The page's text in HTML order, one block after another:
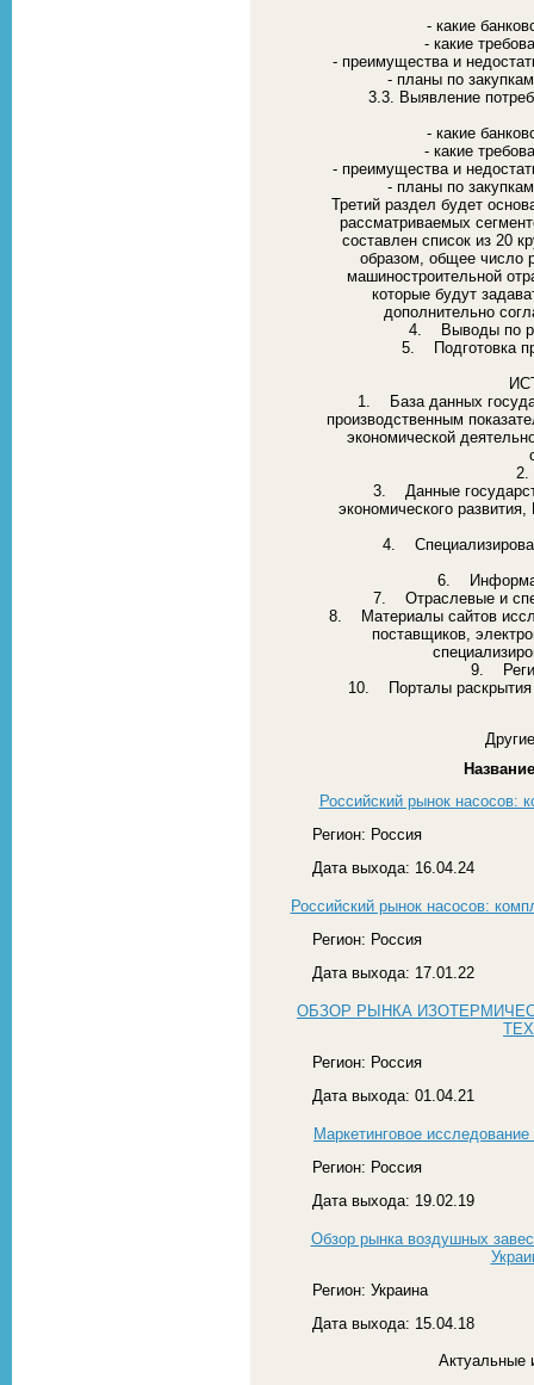
- какие
- какие
- преимущества и
- планы по
3.3. Выявление
- какие
- какие
- преимущества и
- планы по
Третий раздел будет
рассматриваемых
составлен список из 20
образом, общее число
машиностроительной
которые будут
дополнительно
4. Выводы по
5. Подготовка
1. База данных
производственным
экономической
2.
3. Данные
экономического
4.
6.
7. Отраслевые и
8. Материалы сайтов
поставщиков,
9.
10. Порталы раскрытия
Российский рынок насосов:
Регион: Россия
Дата выхода: 16.04.24
Российский рынок насосов:
Регион: Россия
Дата выхода: 17.01.22
ОБЗОР РЫНКА
Регион: Россия
Дата выхода: 01.04.21
Маркетинговое
Регион: Россия
Дата выхода: 19.02.19
Обзор рынка воздушных
Регион: Украина
Дата выхода: 15.04.18
Актуальные